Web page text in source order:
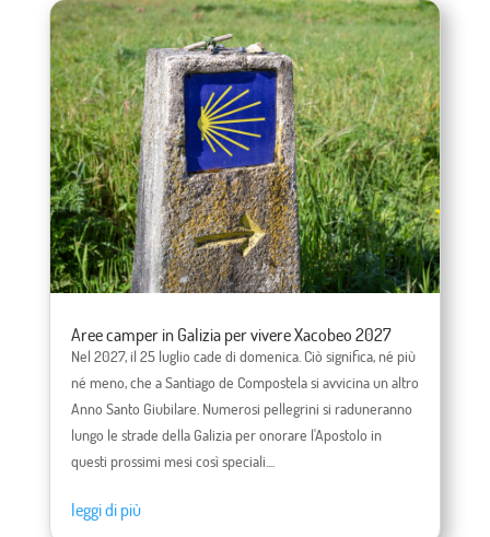
Aree camper in Galizia per vivere Xacobeo 2027
Nel 2027, il 25 luglio cade di domenica. Ciò significa, né più
né meno, che a Santiago de Compostela si avvicina un altro
Anno Santo Giubilare. Numerosi pellegrini si raduneranno
lungo le strade della Galizia per onorare l'Apostolo in
questi prossimi mesi così speciali....
leggi di più